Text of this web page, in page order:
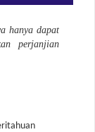
hanya dapat
perjanjian